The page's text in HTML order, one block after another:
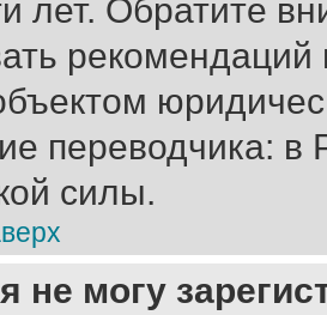
лет. Обратите
переводчика: в
силы.
не могу